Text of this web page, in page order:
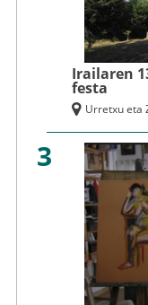
Irailaren
festa
Urretxu eta
3